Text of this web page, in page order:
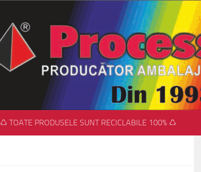
♺ TOATE PRODUSELE SUNT RECICLABILE 100% ♺